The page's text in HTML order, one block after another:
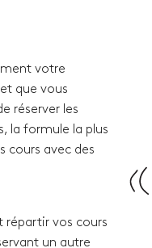
votre
que vous
réserver les
la formule la plus
cours avec des
répartir vos cours
un autre